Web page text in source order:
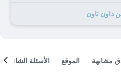
مشابهة الموقع الأسئلة الشائعة